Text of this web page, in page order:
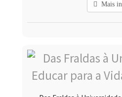
Mais